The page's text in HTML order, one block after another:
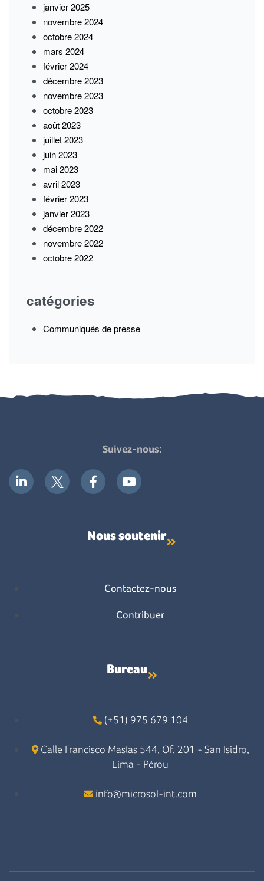
janvier 2025
novembre 2024
octobre 2024
mars 2024
février 2024
décembre 2023
novembre 2023
octobre 2023
août 2023
juillet 2023
juin 2023
mai 2023
avril 2023
février 2023
janvier 2023
décembre 2022
novembre 2022
octobre 2022
catégories
Communiqués de presse
Suivez-nous:
Nous soutenir
Contactez-nous
Contribuer
Bureau
(+51) 975 679 104
Calle Francisco Masías 544, Of. 201 - San Isidro,
Lima - Pérou
info@microsol-int.com